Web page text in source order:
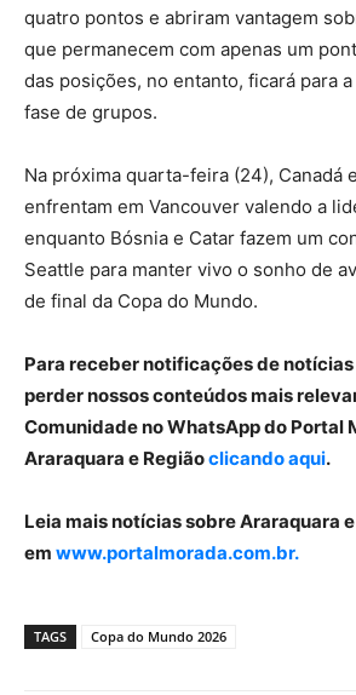
quatro pontos e abriram vantagem
que permanecem com apenas um
das posições, no entanto, ficará para
fase de grupos.
Na próxima quarta-feira (24), Canadá
enfrentam em Vancouver valendo a
enquanto Bósnia e Catar fazem um
Seattle para manter vivo o sonho de
de final da Copa do Mundo.
Para receber notificações de notícias
perder nossos conteúdos mais
Comunidade no WhatsApp do Portal
Araraquara e Regiãoclicando aqui.
Leia mais notícias sobre Araraquara
em www.portalmorada.com.br.
TAGS Copa do Mundo 2026